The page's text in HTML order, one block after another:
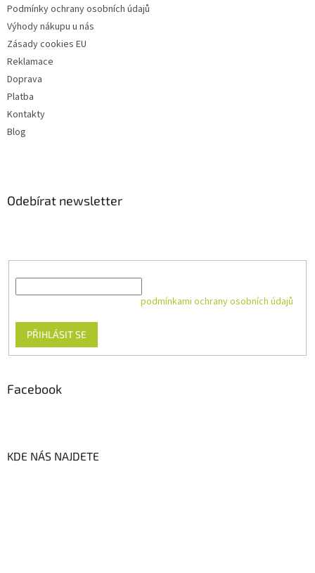
Podmínky ochrany osobních údajů
Výhody nákupu u nás
Zásady cookies EU
Reklamace
Doprava
Platba
Kontakty
Blog
Odebírat newsletter
podmínkami ochrany osobních údajů
PŘIHLÁSIT SE
Facebook
KDE NÁS NAJDETE